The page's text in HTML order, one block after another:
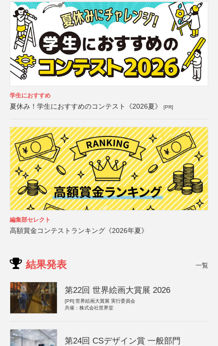
学生におすすめ
夏休み！学生におすすめのコンテスト《2026夏》 [PR]
編集部セレクト
高額賞金コンテストランキング《2026年夏》
結果発表 一覧
第22回 世界絵画大賞展 2026
[PR] 世界絵画大賞展 実行委員会
共催：株式会社世界堂
第24回 CSデザイン賞 一般部門